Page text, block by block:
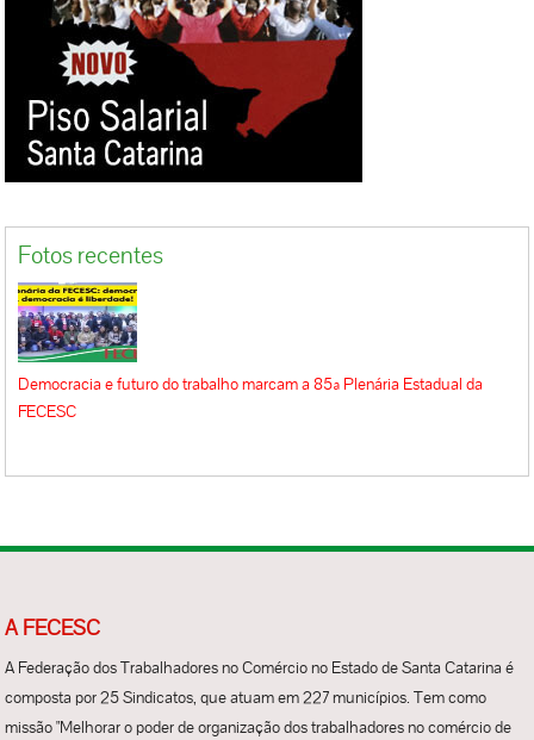
Fotos recentes
Democracia e futuro do trabalho marcam a 85ª Plenária Estadual da
FECESC
A FECESC
A Federação dos Trabalhadores no Comércio no Estado de Santa Catarina é
composta por 25 Sindicatos, que atuam em 227 municípios. Tem como
missão "Melhorar o poder de organização dos trabalhadores no comércio de